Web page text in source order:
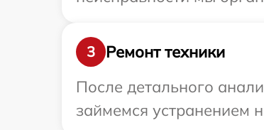
3
Ремонт техники
После детального
займемся устранением